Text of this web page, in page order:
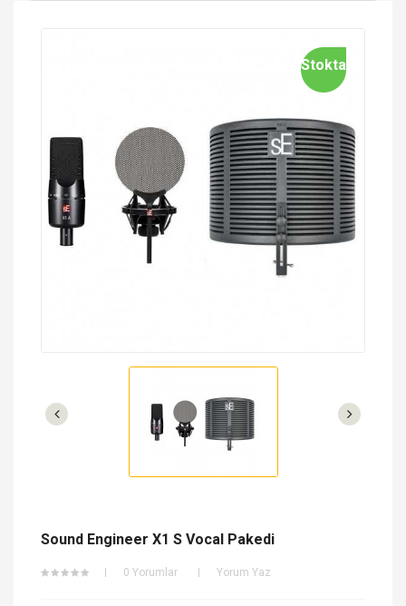
Stokta
Sound Engineer X1 S Vocal Pakedi
0 Yorumlar Yorum Yaz